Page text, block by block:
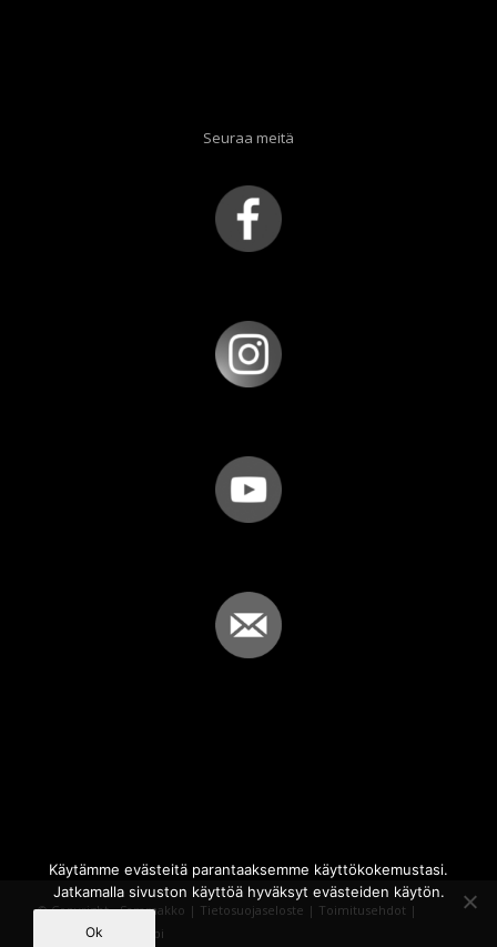
Seuraa meitä
© Copyright - Sammakko | Tietosuojaseloste | Toimitusehdot |
Powered by
iQWebbi
Käytämme evästeitä parantaaksemme käyttökokemustasi.
Jatkamalla sivuston käyttöä hyväksyt evästeiden käytön.
Ok